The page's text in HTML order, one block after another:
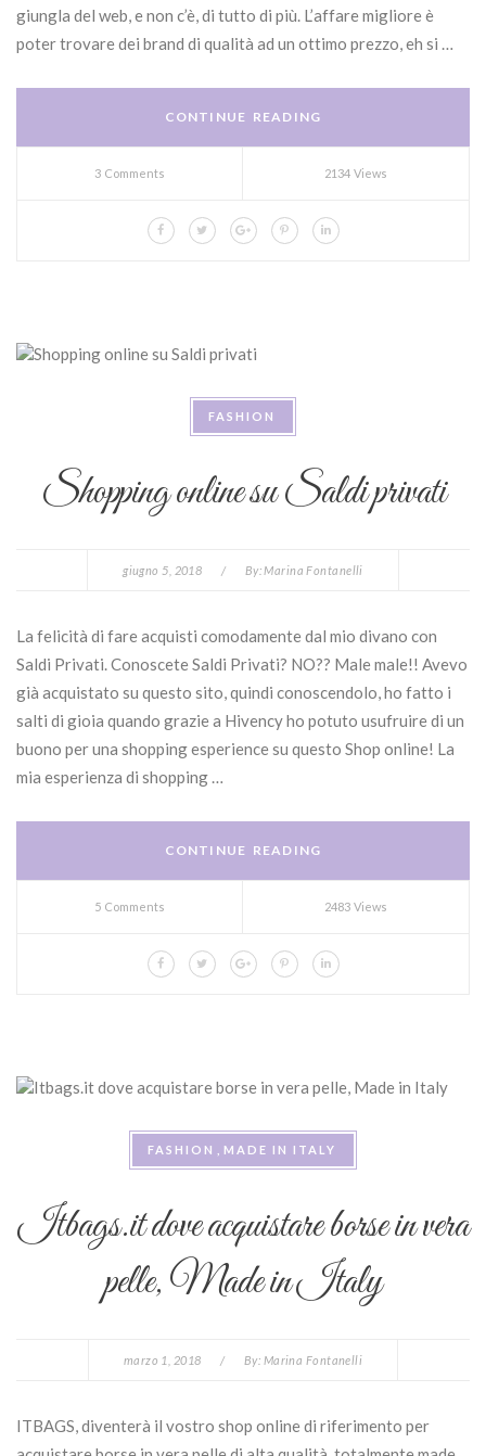
giungla del web, e non c’è, di tutto di più. L’affare migliore è
poter trovare dei brand di qualità ad un ottimo prezzo, eh si …
CONTINUE READING
3 Comments 2134 Views
FASHION
Shopping online su Saldi privati
giugno 5, 2018 / By:Marina Fontanelli
La felicità di fare acquisti comodamente dal mio divano con
Saldi Privati. Conoscete Saldi Privati? NO?? Male male!! Avevo
già acquistato su questo sito, quindi conoscendolo, ho fatto i
salti di gioia quando grazie a Hivency ho potuto usufruire di un
buono per una shopping esperience su questo Shop online! La
mia esperienza di shopping …
CONTINUE READING
5 Comments 2483 Views
FASHION MADE IN ITALY
Itbags.it dove acquistare borse in vera
pelle, Made in Italy
marzo 1, 2018 / By: Marina Fontanelli
ITBAGS, diventerà il vostro shop online di riferimento per